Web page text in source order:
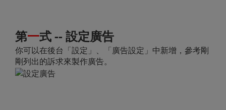
第一式 -- 設定廣告
你可以在後台「設定」、「廣告設定」中新增，參考剛
剛列出的訴求來製作廣告。